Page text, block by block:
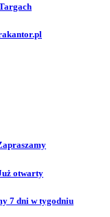
otwarty
7 dni w tygodniu